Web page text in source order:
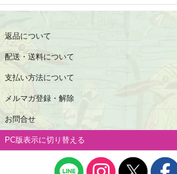
返品について
配送・送料について
支払い方法について
メルマガ登録・解除
お問合せ
PC版表示に切り替える